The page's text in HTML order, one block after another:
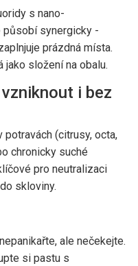
s nano-
působí synergicky -
prázdná místa.
jako složení na obalu.
i bez
(citrusy, octa,
chronicky suché
pro neutralizaci
skloviny.
ale nečekejte.
si pastu s